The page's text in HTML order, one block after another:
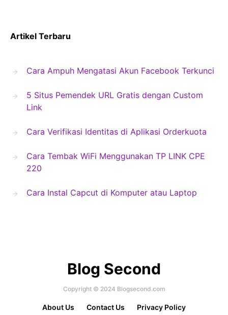
Artikel Terbaru
Cara Ampuh Mengatasi Akun Facebook Terkunci
5 Situs Pemendek URL Gratis dengan Custom
Link
Cara Verifikasi Identitas di Aplikasi Orderkuota
Cara Tembak WiFi Menggunakan TP LINK CPE
220
Cara Instal Capcut di Komputer atau Laptop
Blog Second
Copyright © 2024 Blogsecond.com
About Us Contact Us Privacy Policy